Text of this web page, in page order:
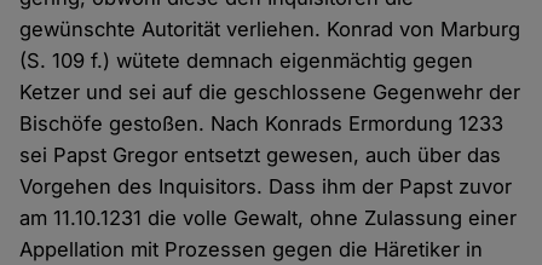
gewünschte Autorität verliehen. Konrad von Marburg
(S. 109 f.) wütete demnach eigenmächtig gegen
Ketzer und sei auf die geschlossene Gegenwehr der
Bischöfe gestoßen. Nach Konrads Ermordung 1233
sei Papst Gregor entsetzt gewesen, auch über das
Vorgehen des Inquisitors. Dass ihm der Papst zuvor
am 11.10.1231 die volle Gewalt, ohne Zulassung einer
Appellation mit Prozessen gegen die Häretiker in